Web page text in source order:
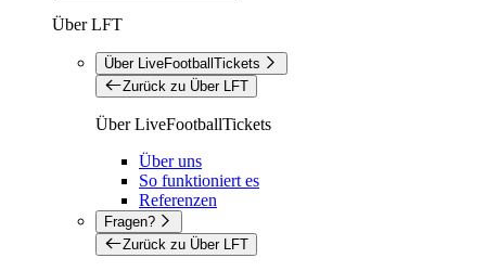
Über LFT
Über LiveFootballTickets
Zurück zu Über LFT
Über LiveFootballTickets
Über uns
So funktioniert es
Referenzen
Fragen?
Zurück zu Über LFT